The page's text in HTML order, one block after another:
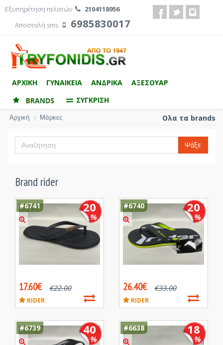
Εξυπηρέτηση πελατών
2104118956
Αποστολή sms
6985830017
ΑΡΧΙΚΗ ΓΥΝΑΙΚΕΙΑ ΑΝΔΡΙΚΑ
ΑΞΕΣΟΥΑΡ
ΣΥΓΚΡΙΣΗ
Αρχική / Μάρκες
Ψάξε
Ολα τα brands
Brand rider
17.60€ €22.00
RIDER
#6741 20
%
26.40€ €33.00
RIDER
#6740 20
%
#6739 40
%
#6638 18
%